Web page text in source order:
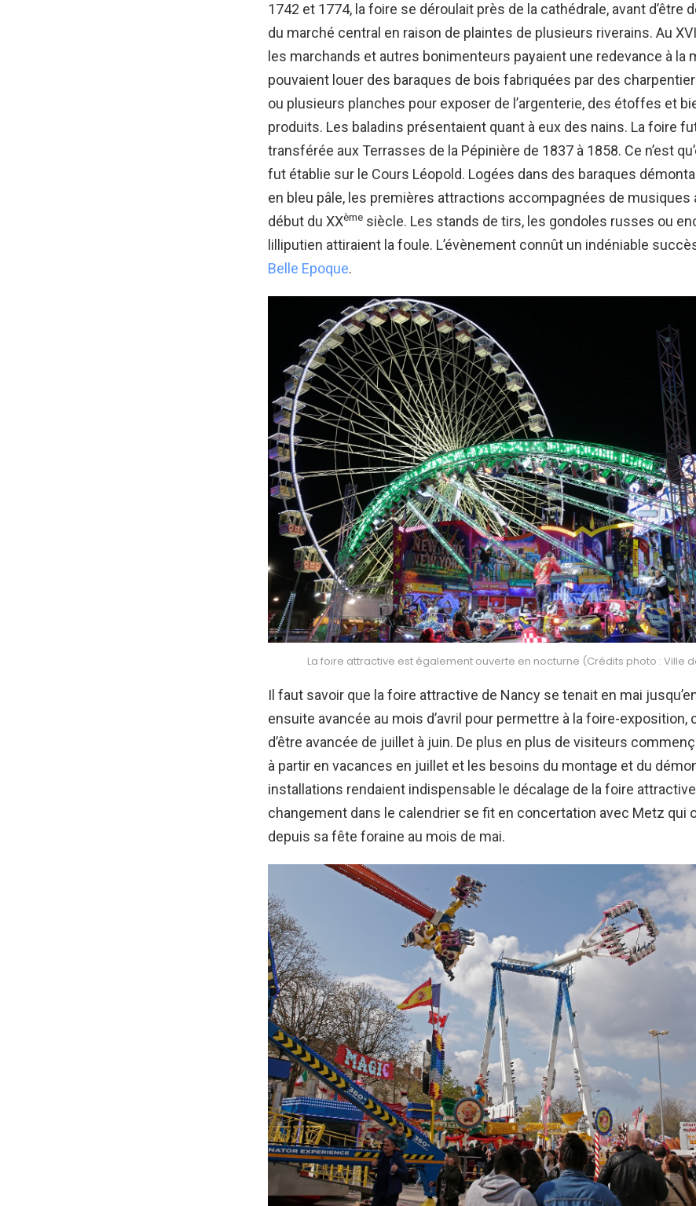
1742 et 1774, la foire se déroulait près de la cathédrale, avant d’être
du marché central en raison de plaintes de plusieurs riverains. Au
les marchands et autres bonimenteurs payaient une redevance à la
pouvaient louer des baraques de bois fabriquées par des
ou plusieurs planches pour exposer de l’argenterie, des étoffes et
produits. Les baladins présentaient quant à eux des nains. La foire
transférée aux Terrasses de la Pépinière de 1837 à 1858. Ce n’est
fut établie sur le Cours Léopold. Logées dans des baraques
en bleu pâle, les premières attractions accompagnées de musiques
début du XXème siècle. Les stands de tirs, les gondoles russes ou
lilliputien attiraient la foule. L’évènement connût un indéniable
Belle Epoque.
La foire attractive est également ouverte en nocturne (Crédits photo : Ville
Il faut savoir que la foire attractive de Nancy se tenait en mai
ensuite avancée au mois d’avril pour permettre à la foire-exposition,
d’être avancée de juillet à juin. De plus en plus de visiteurs
à partir en vacances en juillet et les besoins du montage et du
installations rendaient indispensable le décalage de la foire
changement dans le calendrier se fit en concertation avec Metz qui
depuis sa fête foraine au mois de mai.